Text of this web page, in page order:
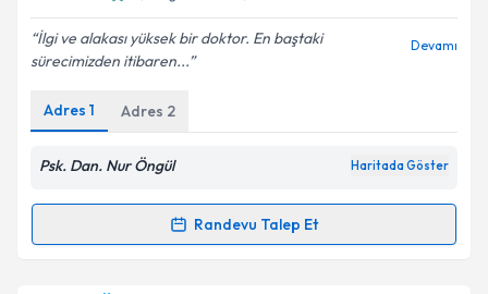
İlgi ve alakası yüksek bir doktor. En baştaki
sürecimizden itibaren...
Devamı
Adres 1 Adres 2
Psk. Dan. Nur Öngül Haritada Göster
Randevu Talep Et
Randevu Takvimi Talebi